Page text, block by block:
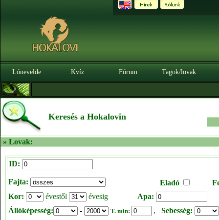
Lónevelde Kvíz Fórum Tagok/lovak
Keresés a Hokalovin
» Lovak:
ID:
Fajta: Eladó
Kor:
évestől évesig
Apa:
Állóképesség:
- T. min: , Sebesség: